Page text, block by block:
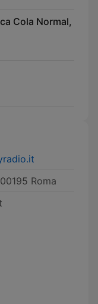
Cola Normal,
Roma